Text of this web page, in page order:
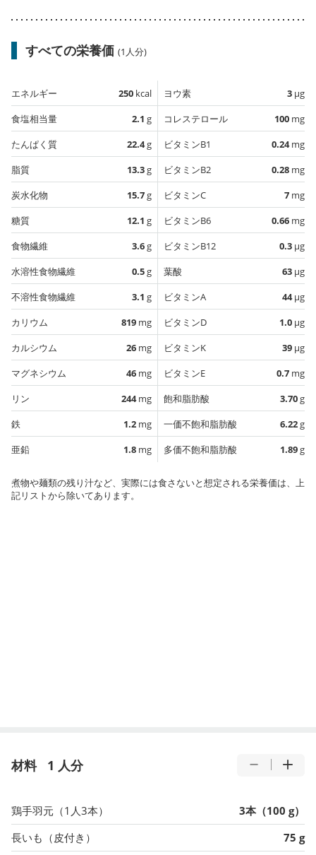
すべての栄養価 (1人分)
エネルギー 250 kcal
食塩相当量
2.1 g
たんぱく質
22.4g
脂質
13.3g
炭水化物
15.7g
糖質
12.1 g
食物繊維
3.6g
水溶性食物繊維
0.5g
不溶性食物繊維
3.1 g
カリウム
819 mg
カルシウム
26 mg
マグネシウム
46 mg
リン
244mg
鉄
1.2 mg
亜鉛
1.8 mg
ヨウ素 3 µg
コレステロール
100 mg
ビタミンB1
0.24mg
ビタミンB2
0.28 mg
ビタミンC
7 mg
ビタミンB6
0.66 mg
ビタミンB12
0.3 µg
葉酸
63 µg
ビタミンA
44µg
ビタミンD
1.0 µg
ビタミンK
39 µg
ビタミンE
0.7 mg
飽和脂肪酸
3.70g
一価不飽和脂肪酸
6.22g
多価不飽和脂肪酸
1.89g
煮物や麺類の残り汁など、実際には食さないと想定される栄養価は、上
記リストから除いてあります。
材料 1 人分
鶏手羽元（1人3本）
3本（100 g）
長いも（皮付き）
75 g